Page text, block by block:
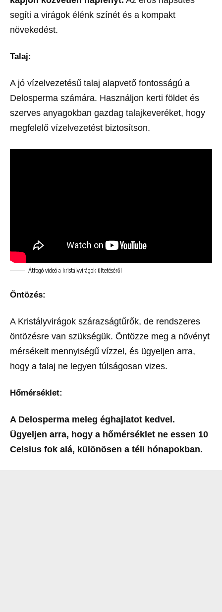
segíti a virágok élénk színét és a kompakt
növekedést.
Talaj:
A jó vízelvezetésű talaj alapvető fontosságú a
Delosperma számára. Használjon kerti földet és
szerves anyagokban gazdag talajkeveréket, hogy
megfelelő vízelvezetést biztosítson.
Átfogó videó a kristályvirágok ültetéséről
Öntözés:
A Kristályvirágok szárazságtűrők, de rendszeres
öntözésre van szükségük. Öntözze meg a növényt
mérsékelt mennyiségű vízzel, és ügyeljen arra,
hogy a talaj ne legyen túlságosan vizes.
Hőmérséklet:
A Delosperma meleg éghajlatot kedvel.
Ügyeljen arra, hogy a hőmérséklet ne essen 10
Celsius fok alá, különösen a téli hónapokban.